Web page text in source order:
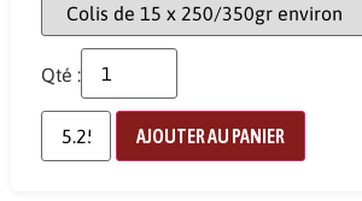
Qté :
AJOUTER AU PANIER